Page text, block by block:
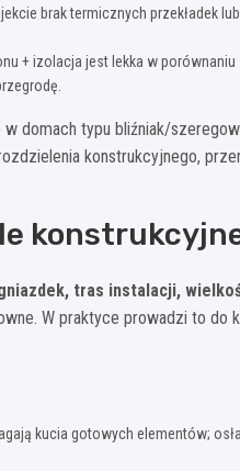
brak termicznych przekładek
+ izolacja jest lekka w
domach typu bliźniak/
konstrukcyjnego,
tras instalacji,
W praktyce prowadzi to do
kucia gotowych elementów;